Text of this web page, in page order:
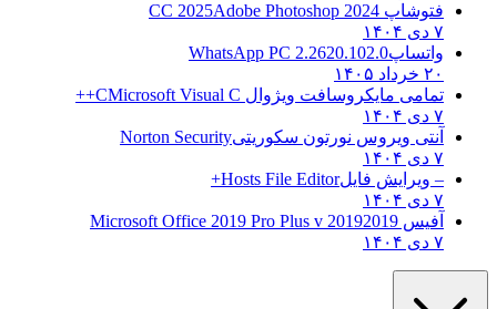
فتوشاپ CC 2025 Adobe Photoshop 2024
۷ دی ۱۴۰۴
واتساپWhatsApp PC 2.2620.102.0
۲۰ خرداد ۱۴۰۵
تمامی مایکروسافت ویژوال C Microsoft Visual C++
۷ دی ۱۴۰۴
آنتی ویروس نورتون سکوریتیNorton Security
۷ دی ۱۴۰۴
– ویرایش فایلHosts File Editor+
۷ دی ۱۴۰۴
آفیس 2019 2019 Microsoft Office 2019 Pro Plus v
۷ دی ۱۴۰۴